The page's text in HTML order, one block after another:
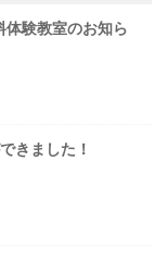
験教室のお知ら
きました！